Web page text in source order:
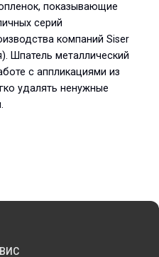
показывающие
серий
компаний Siser
Шпатель металлический
с аппликациями из
удалять ненужные